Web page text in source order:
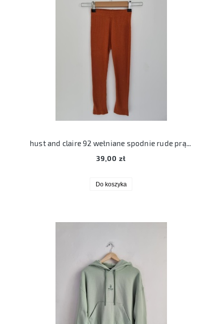
hust and claire 92 wełniane spodnie rude prążkowane
39,00 zł
Do koszyka